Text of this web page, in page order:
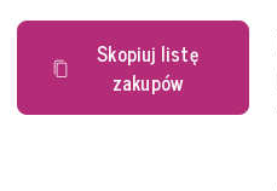
Skopiuj listę
zakupów